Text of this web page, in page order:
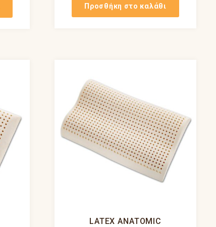
Προσθήκη στο καλάθι
LATEX ANATOMIC